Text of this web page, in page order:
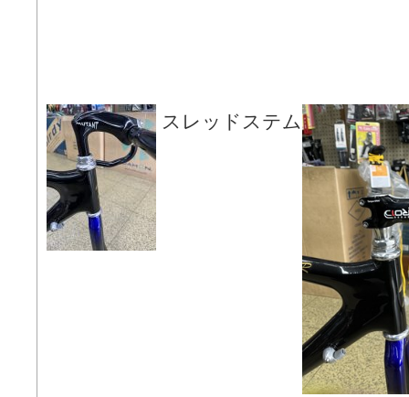
スレッドステム